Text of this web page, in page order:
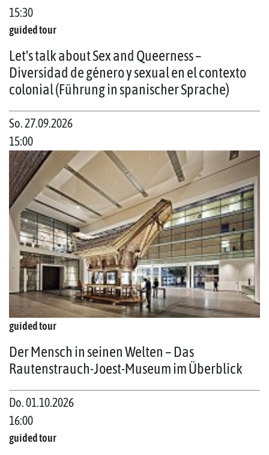
15:30
guided tour
Let's talk about Sex and Queerness –
Diversidad de género y sexual en el contexto
colonial (Führung in spanischer Sprache)
So. 27.09.2026
15:00
guided tour
Der Mensch in seinen Welten – Das
Rautenstrauch-Joest-Museum im Überblick
Do. 01.10.2026
16:00
guided tour